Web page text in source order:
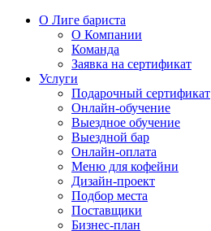
О Лиге бариста
О Компании
Команда
Заявка на сертификат
Услуги
Подарочный сертификат
Онлайн-обучение
Выездное обучение
Выездной бар
Онлайн-оплата
Меню для кофейни
Дизайн-проект
Подбор места
Поставщики
Бизнес-план